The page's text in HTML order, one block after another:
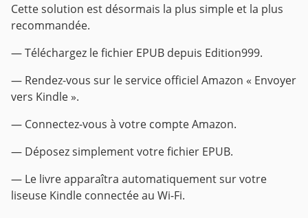
Cette solution est désormais la plus simple et la plus
recommandée.
— Téléchargez le fichier EPUB depuis Edition999.
— Rendez-vous sur le service officiel Amazon « Envoyer
vers Kindle ».
— Connectez-vous à votre compte Amazon.
— Déposez simplement votre fichier EPUB.
— Le livre apparaîtra automatiquement sur votre
liseuse Kindle connectée au Wi-Fi.